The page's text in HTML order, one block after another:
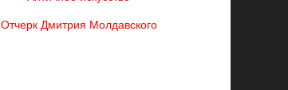
Отчерк Дмитрия Молдавского